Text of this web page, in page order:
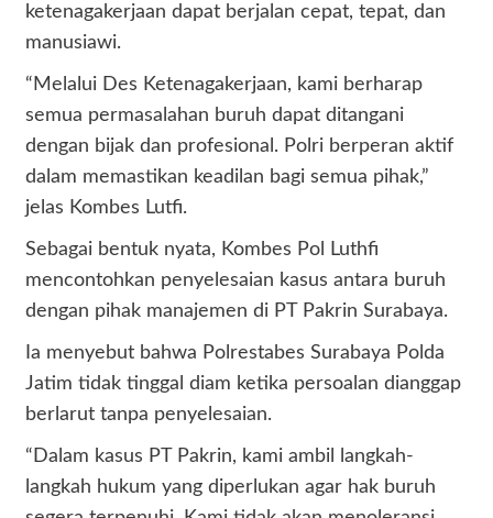
ketenagakerjaan dapat berjalan cepat, tepat, dan
manusiawi.
“Melalui Des Ketenagakerjaan, kami berharap
semua permasalahan buruh dapat ditangani
dengan bijak dan profesional. Polri berperan aktif
dalam memastikan keadilan bagi semua pihak,”
jelas Kombes Lutfi.
Sebagai bentuk nyata, Kombes Pol Luthfi
mencontohkan penyelesaian kasus antara buruh
dengan pihak manajemen di PT Pakrin Surabaya.
Ia menyebut bahwa Polrestabes Surabaya Polda
Jatim tidak tinggal diam ketika persoalan dianggap
berlarut tanpa penyelesaian.
“Dalam kasus PT Pakrin, kami ambil langkah-
langkah hukum yang diperlukan agar hak buruh